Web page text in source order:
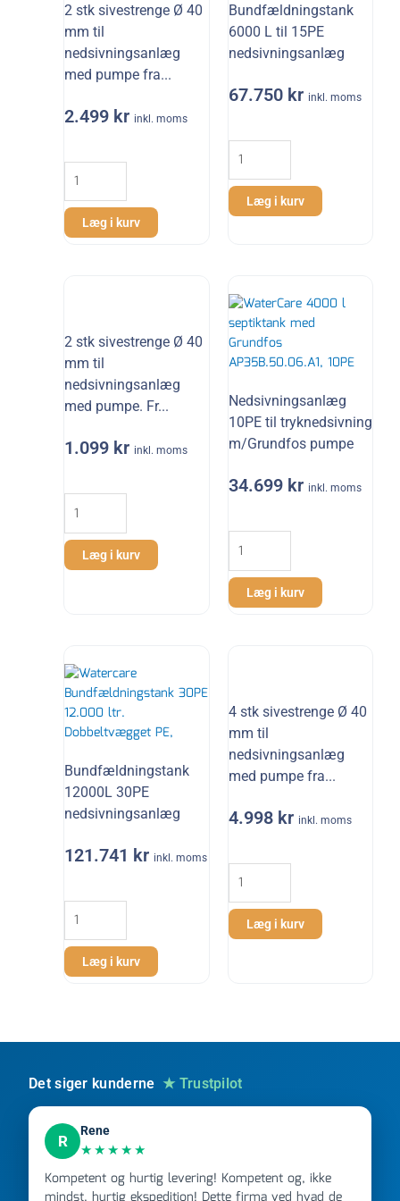
2 stk sivestrenge Ø 40
mm til
nedsivningsanlæg
med pumpe fra...
2.499 kr inkl. moms
2
stk
sivestrenge
Ø
40
pumpe
fra
WaterCare
antal
Læg i kurv
Bundfældningstank
6000 L til 15PE
nedsivningsanlæg
67.750 kr inkl. moms
Bundfældningstank
6000
L
til
15PE
Læg i kurv
2 stk sivestrenge Ø 40
mm til
nedsivningsanlæg
med pumpe. Fr...
1.099 kr inkl. moms
2
stk
sivestrenge
Ø
40
pumpe.
Fra
Unico
antal
Læg i kurv
Nedsivningsanlæg
10PE til tryknedsivning
m/Grundfos pumpe
34.699 kr inkl. moms
Nedsivningsanlæg
10PE
til
tryknedsivning
m/Grundfos
Læg i kurv
Bundfældningstank
12000L 30PE
nedsivningsanlæg
121.741 kr inkl. moms
Bundfældningstank
12000L
30PE
nedsivningsanlæg
antal
Læg i kurv
4 stk sivestrenge Ø 40
mm til
nedsivningsanlæg
med pumpe fra...
4.998 kr inkl. moms
4
stk
sivestrenge
Ø
40
WaterCare
antal
Læg i kurv
Det siger kunderne ★ Trustpilot
R
Rene
★★★★★
Kompetent og hurtig levering! Kompetent og, ikke